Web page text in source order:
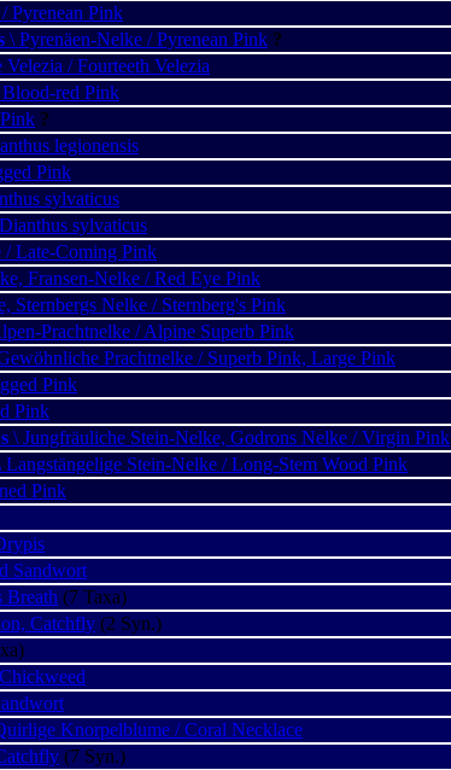
Pyrenean Pink
\ Pyrenäen-Nelke / Pyrenean Pink ?
/ Fourteeth Velezia
red Pink
?
legionensis
Pink
sylvaticus
Dianthus sylvaticus
/ Late-Coming Pink
Fransen-Nelke / Red Eye Pink
Sternbergs Nelke / Sternberg's Pink
Prachtnelke / Alpine Superb Pink
Prachtnelke / Superb Pink, Large Pink
Pink
Pink
\ Jungfräuliche Stein-Nelke, Godrons Nelke / Virgin Pink
Langstängelige Stein-Nelke / Long-Stem Wood Pink
Pink
Sandwort
Breath (7 Taxa)
Catchfly (2 Syn.)
Knorpelblume / Coral Necklace
(7 Syn.)